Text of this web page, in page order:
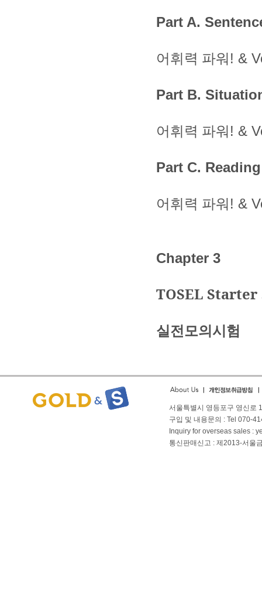
Part A.
어휘력 파워! &
Part B.
어휘력 파워! &
Part C.
어휘력 파워! &
Chapter 3
TOSEL Starter
실전모의시험
서울특별시 영등포구 영신로
구입 및 내용문의 : Tel 070-
Inquiry for overseas sales :
통신판매신고 : 제2013-서울